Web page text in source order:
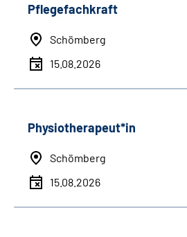
Pflegefachkraft
Schömberg
15.08.2026
Physiotherapeut*in
Schömberg
15.08.2026